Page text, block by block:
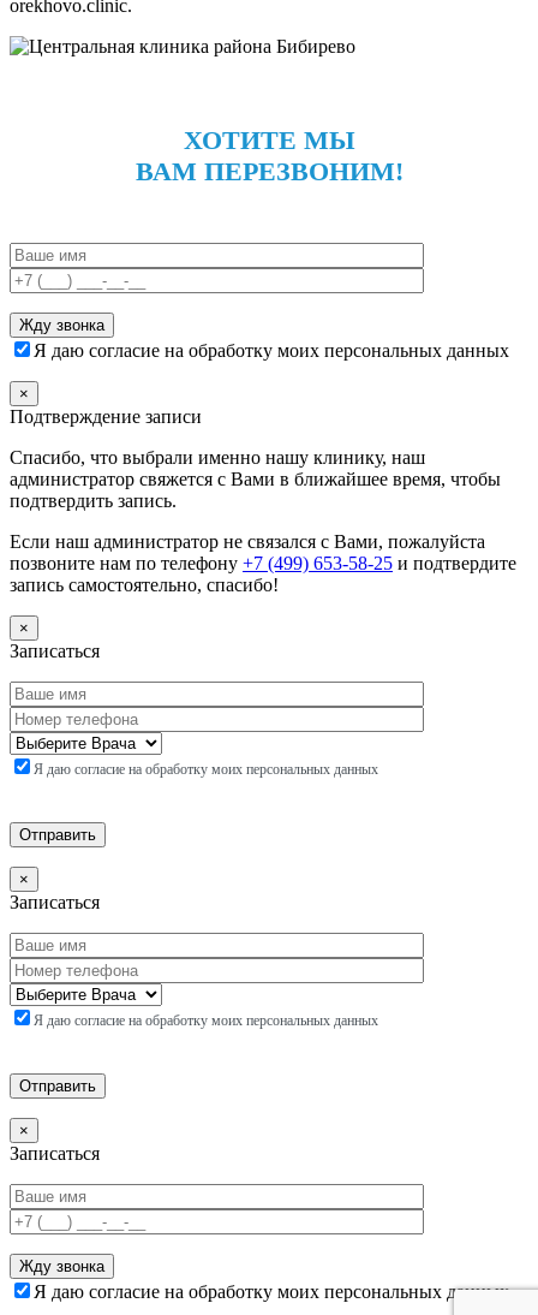
orekhovo.clinic.
ХОТИТЕ МЫ
ВАМ ПЕРЕЗВОНИМ!
Я даю согласие на обработку моих персональных данных
×
Подтверждение записи
Спасибо, что выбрали именно нашу клинику, наш
администратор свяжется с Вами в ближайшее время, чтобы
подтвердить запись.
Если наш администратор не связался с Вами, пожалуйста
позвоните нам по телефону +7 (499) 653-58-25 и подтвердите
запись самостоятельно, спасибо!
×
Записаться
Я даю согласие на обработку моих персональных данных
×
Записаться
Я даю согласие на обработку моих персональных данных
×
Записаться
Я даю согласие на обработку моих персональных данных